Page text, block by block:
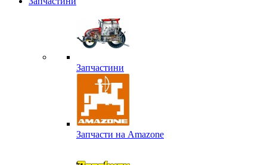
Запчастини
Запчасти на Amazone